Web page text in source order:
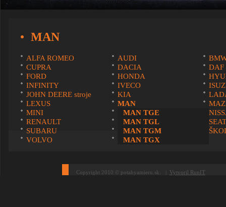
MAN
ALFA ROMEO AUDI
CUPRA
DACIA
DAF
FORD
HONDA
INFINITY
IVECO
JOHN DEERE stroje
KIA
LEXUS
MAN
MAN TGE
MAN TGL
MAN TGM
MAN TGX
MINI
MITSUBISHI
RENAULT
SCANIA
SEAT
SUBARU
SUZUKI
VOLVO
VOLKSWAGEN
Copyright 2010 © potahyamieru.sk. | Vytvoril RunIT